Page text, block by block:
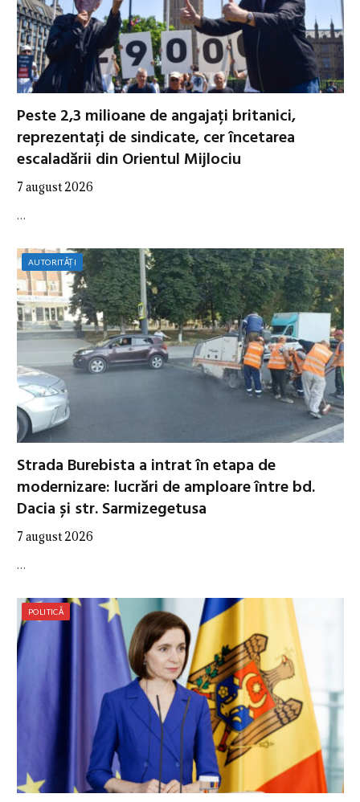
Peste 2,3 milioane de angajați britanici,
reprezentați de sindicate, cer încetarea
escaladării din Orientul Mijlociu
7 august 2026
…
AUTORITĂȚI
Strada Burebista a intrat în etapa de
modernizare: lucrări de amploare între bd.
Dacia și str. Sarmizegetusa
7 august 2026
…
POLITICĂ